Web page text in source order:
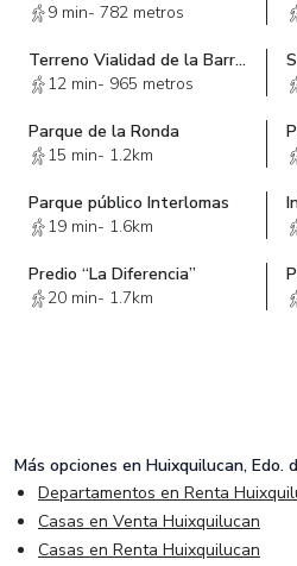
9 min- 782 metros
Terreno Vialidad de la Barranca
12 min- 965 metros
Parque de la Ronda
15 min- 1.2km
Parque público Interlomas
19 min- 1.6km
Predio “La Diferencia”
20 min- 1.7km
Más opciones en Huixquilucan, Edo.
Departamentos en Renta
Casas en Venta Huixquilucan
Casas en Renta Huixquilucan